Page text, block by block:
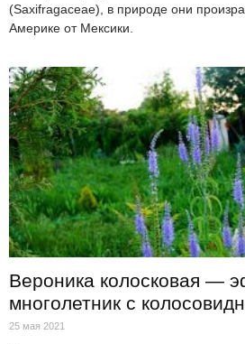
(Saxifragaceae), в природе они
Америке от Мексики.
Вероника колосковая —
многолетник с
25 мая 2021